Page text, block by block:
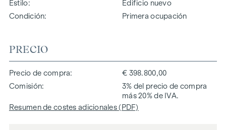
Estilo
Edificio nuevo
Condición
Primera ocupación
PRECIO
Precio de compra
€ 398.800,00
Comisión
3% del precio de compra
más 20% de IVA.
Resumen de costes adicionales (PDF)